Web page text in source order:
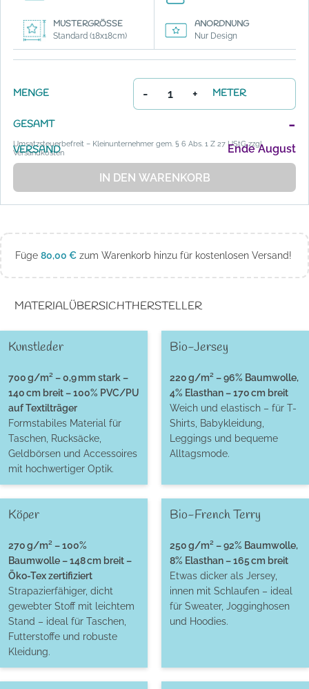
MUSTERGRÖSSE
Standard (18x18cm)
ANORDNUNG
Nur Design
MENGE - + METER
GESAMT -
Umsatzsteuerbefreit – Kleinunternehmer gem. § 6 Abs. 1 Z 27 UStG zzgl.
Versandkosten
VERSAND Ende August
IN DEN WARENKORB
Füge 80,00 € zum Warenkorb hinzu für kostenlosen Versand!
MATERIALÜBERSICHTHERSTELLER
Kunstleder
700 g/m² – 0,9 mm stark –
140 cm breit – 100% PVC/PU
auf Textilträger
Formstabiles Material für
Taschen, Rucksäcke,
Geldbörsen und Accessoires
mit hochwertiger Optik.
Bio-Jersey
220 g/m² – 96% Baumwolle,
4% Elasthan – 170 cm breit
Weich und elastisch – für T-
Shirts, Babykleidung,
Leggings und bequeme
Alltagsmode.
Köper
270 g/m² – 100%
Baumwolle – 148 cm breit –
Öko-Tex zertifiziert
Strapazierfähiger, dicht
gewebter Stoff mit leichtem
Stand – ideal für Taschen,
Futterstoffe und robuste
Kleidung.
Bio-French Terry
250 g/m² – 92% Baumwolle,
8% Elasthan – 165 cm breit
Etwas dicker als Jersey,
innen mit Schlaufen – ideal
für Sweater, Jogginghosen
und Hoodies.